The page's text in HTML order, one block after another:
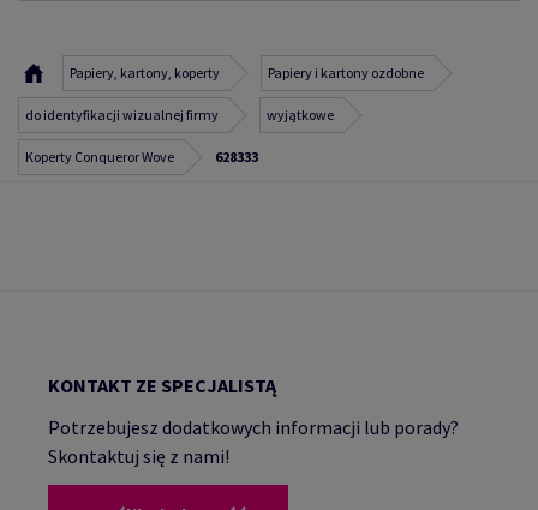
Papiery, kartony, koperty Papiery i kartony ozdobne
do identyfikacji wizualnej firmy wyjątkowe
Koperty Conqueror Wove 628333
KONTAKT ZE SPECJALISTĄ
Potrzebujesz dodatkowych informacji lub porady?
Skontaktuj się z nami!